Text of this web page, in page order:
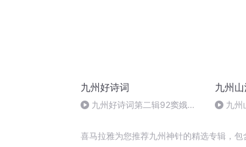
九州好诗词
九州好诗词第二辑92窦娥冤
九州
九州
喜马拉雅为您推荐九州神针的精选专辑，